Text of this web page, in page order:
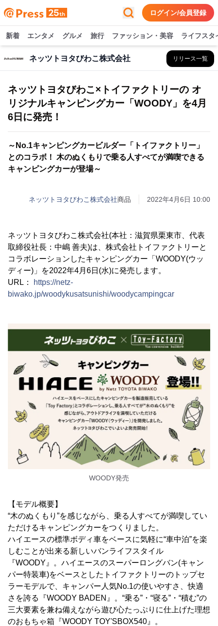
ログイン/会員登録
新着 エンタメ グルメ 旅行 ファッション・美容 ライフスタ
ネッツトヨタびわこ株式会社 リリース一覧
ネッツトヨタびわこ×トイファクトリーの オ
リジナルキャンピングカー「WOODY」を4月
6日に発売！
～No.1キャンピングカービルダー「トイファクトリー」
とのコラボ！ 木のぬくもりで乗る人すべてが満喫できる
キャンピングカーが登場～
ネッツトヨタびわこ株式会社商品 2022年4月6日 10:00
ネッツトヨタびわこ株式会社(本社：滋賀県栗東市、代表
取締役社長：中嶋 善夫)は、株式会社トイファクトリーと
コラボレーションしたキャンピングカー「WOODY(ウッ
ディー)」を2022年4月6日(水)に発売します。
URL：
https://netz-
biwako.jp/woodykusatsunishi/woodycampingcar
WOODY発売
【モデル概要】
“木のぬくもり”を感じながら、乗る人すべてが満喫してい
ただけるキャンピングカーをつくりました。
ハイエースの標準ボディ車をベースに気軽に“車中泊”を楽
しむことが出来る新しいバンライフスタイル
『WOODY』。ハイエースのスーパーロングバン(キャン
パー特装車)をベースとしたトイファクトリーのトップセ
ラーモデルで、キャンパー人気No.1の使いやすさ、快適
さを誇る『WOODY BADEN』。“乗る”・“寝る”・“積む”の
三大要素を兼ね備えながら遊び心たっぷりに仕上げた理想
のおもちゃ箱『WOODY TOY'SBOX540』。